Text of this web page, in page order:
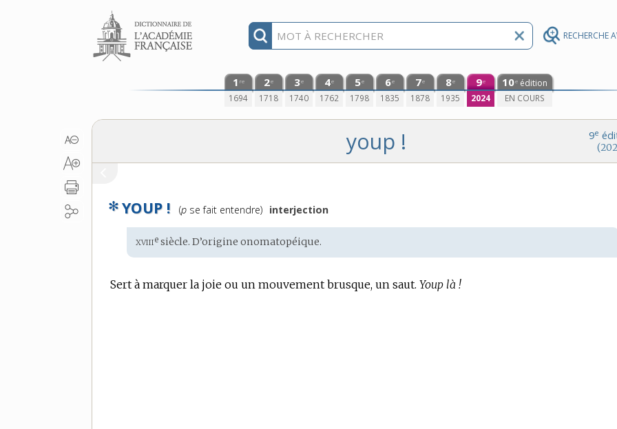
RECHERCHE
Aller au contenu
1 re
1694
2e
1718
3e
1740
4e
1762
5e
1798
6e
1835
7e
1878
8e
1935
9e
2024
10e édition
EN COURS
9e
youp !
✻ YOUP !
Prononciation
(p se fait entendre) interjection
Étymologie
:
xviiie siècle. D’origine onomatopéique.
Sert à marquer la joie ou un mouvement brusque, un saut. Youp là !